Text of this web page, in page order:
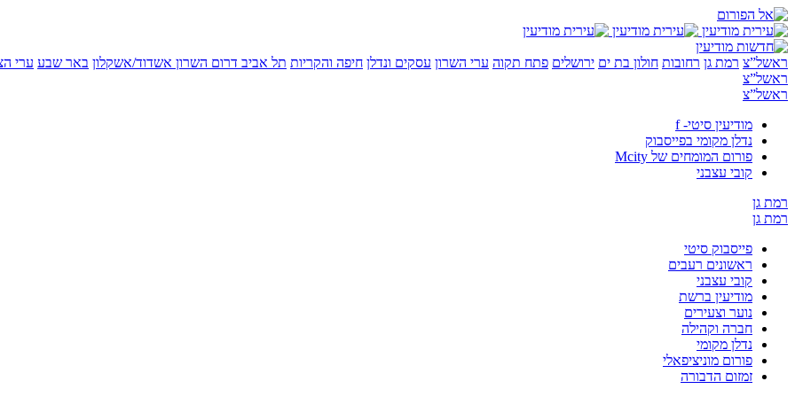
ראשל”צ רמת גן רחובות חולון בת ים ירושלים פתח תקוה ערי השרון עסקים ונדלן חיפה והקריות תל אביב דרום השרון אשדוד/אשקלון באר שבע ערי
ראשל”צ
ראשל”צ
מודיעין סיטי- f
נדלן מקומי בפייסבוק
פורום המומחים של Mcity
קובי עצבני
רמת גן
רמת גן
פייסבוק סיטי
ראשונים רעבים
קובי עצבני
מודיעין ברשת
נוער וצעירים
חברה וקהילה
נדלן מקומי
פורום מוניציפאלי
זמזום הדבורה